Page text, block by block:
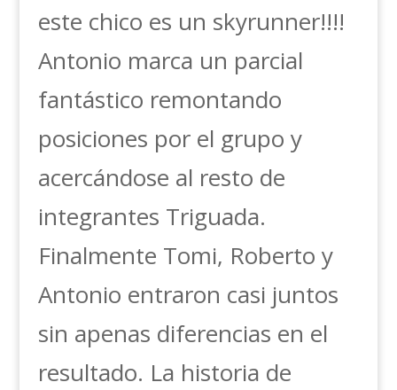
este chico es un skyrunner!!!!
Antonio marca un parcial
fantástico remontando
posiciones por el grupo y
acercándose al resto de
integrantes Triguada.
Finalmente Tomi, Roberto y
Antonio entraron casi juntos
sin apenas diferencias en el
resultado. La historia de